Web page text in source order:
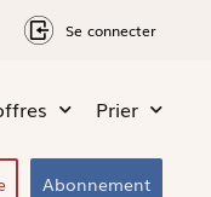
Se connecter
Prier
Abonnement